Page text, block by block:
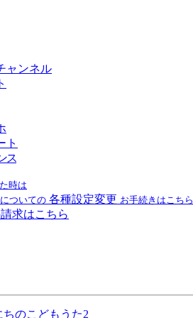
ャンネル
ト
ス
時は
ついての 各種設定変更 お手続きはこちら